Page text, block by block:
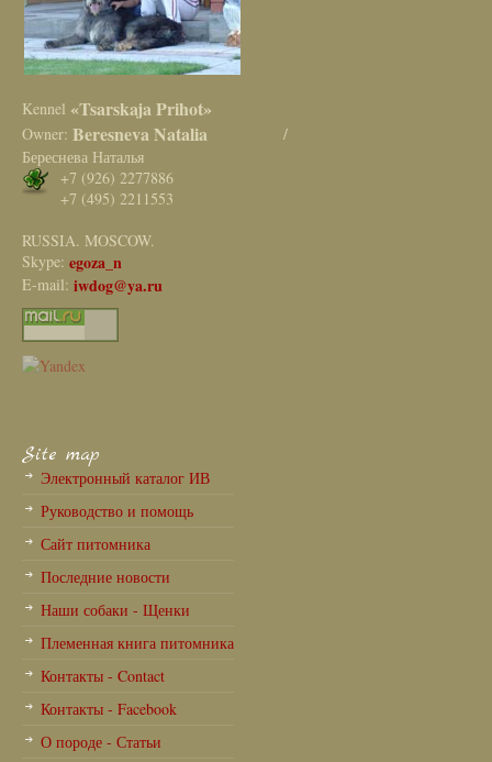
Kennel «Tsarskaja Prihot»
Owner: Beresneva Natalia /
Береснева Наталья
+7 (926) 2277886
+7 (495) 2211553
RUSSIA. MOSCOW.
Skype: egoza_n
E-mail: iwdog@ya.ru
Site map
Электронный каталог ИВ
Руководство и помощь
Сайт питомника
Последние новости
Наши собаки - Щенки
Племенная книга питомника
Контакты - Contact
Контакты - Facebook
О породе - Статьи